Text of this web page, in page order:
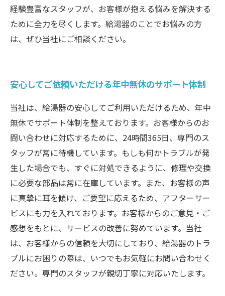
経験豊富なスタッフが、お客様が抱える悩みを解決する
ために全力を尽くします。給湯器のことでお悩みの方
は、ぜひ当社にご相談ください。
安心してご依頼いただける年中無休のサポート体制
当社は、給湯器の安心してご利用いただけるため、年中
無休でサポート体制を整えております。お客様からのお
問い合わせに対応するために、24時間365日、専門のス
タッフが常に待機しています。もしも何かトラブルが発
生した場合でも、すぐに対処できるように、修理や交換
に必要な部品は常に在庫しています。また、お客様の声
に真摯に耳を傾け、ご要望に応えるため、アフターサー
ビスにも力を入れております。お客様からのご意見・ご
感想をもとに、サービスの改善に努めています。当社
は、お客様からの信頼を大切にしており、給湯器のトラ
ブルにお困りの際は、いつでもお気軽にお問い合わせく
ださい。専門のスタッフが親切丁寧に対応いたします。